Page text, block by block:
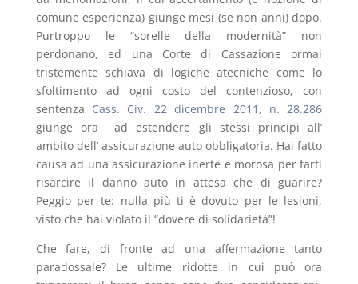
comune esperienza) giunge mesi (se non anni) dopo.
Purtroppo le “sorelle della modernità” non
perdonano, ed una Corte di Cassazione ormai
tristemente schiava di logiche atecniche come lo
sfoltimento ad ogni costo del contenzioso, con
sentenza Cass. Civ. 22 dicembre 2011, n. 28.286
giunge ora ad estendere gli stessi principi all’
ambito dell’ assicurazione auto obbligatoria. Hai fatto
causa ad una assicurazione inerte e morosa per farti
risarcire il danno auto in attesa che di guarire?
Peggio per te: nulla più ti è dovuto per le lesioni,
visto che hai violato il “dovere di solidarietà”!
Che fare, di fronte ad una affermazione tanto
paradossale? Le ultime ridotte in cui può ora